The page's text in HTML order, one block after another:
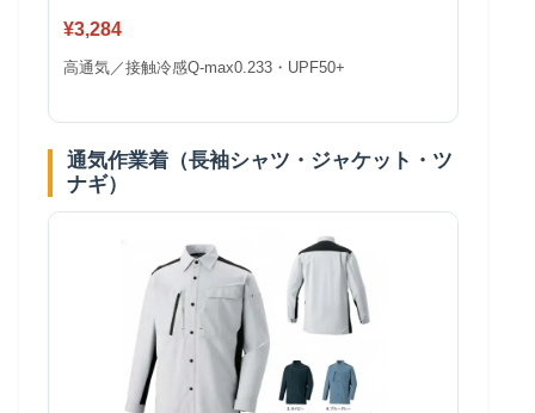
¥3,284
高通気／接触冷感Q-max0.233・UPF50+
通気作業着（長袖シャツ・ジャケット・ツ
ナギ）